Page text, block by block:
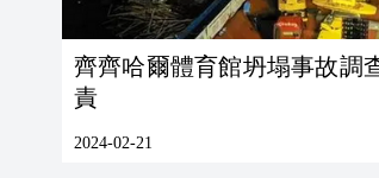
齊齊哈爾體育館坍塌事故調
責
2024-02-21